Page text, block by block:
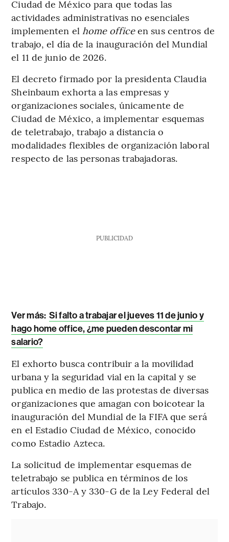
Ciudad de México para que todas las
actividades administrativas no esenciales
implementen el home officeen sus centros de
trabajo, el día de la inauguración del Mundial
el 11 de junio de 2026.
El decreto firmado por la presidenta Claudia
Sheinbaum exhorta a las empresas y
organizaciones sociales, únicamente de
Ciudad de México, a implementar esquemas
de teletrabajo, trabajo a distancia o
modalidades flexibles de organización laboral
respecto de las personas trabajadoras.
PUBLICIDAD
Ver más: Si falto a trabajar el jueves 11 de junio y
hago home office, ¿me pueden descontar mi
salario?
El exhorto busca contribuir a la movilidad
urbana y la seguridad vial en la capital y se
publica en medio de las protestas de diversas
organizaciones que amagan con boicotear la
inauguración del Mundial de la FIFA que será
en el Estadio Ciudad de México, conocido
como Estadio Azteca.
La solicitud de implementar esquemas de
teletrabajo se publica en términos de los
artículos 330-A y 330-G de la Ley Federal del
Trabajo.